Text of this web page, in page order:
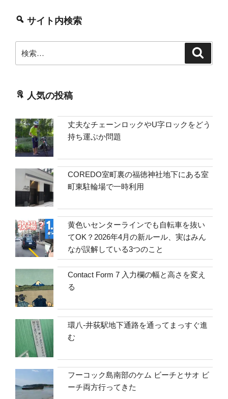
サイト内検索
索:
人気の投稿
丈夫なチェーンロックやU字ロックをどう
持ち運ぶか問題
COREDO室町裏の福徳神社地下にある室
町東駐輪場で一時利用
黄色いセンターラインでも自転車を抜い
てOK？2026年4月の新ルール、実はみん
なが誤解している3つのこと
Contact Form 7 入力欄の幅と高さを変え
る
環八-井荻駅地下通路を通ってまっすぐ進
む
フーコック島南部のケム ビーチとサオ ビ
ーチ両方行ってきた